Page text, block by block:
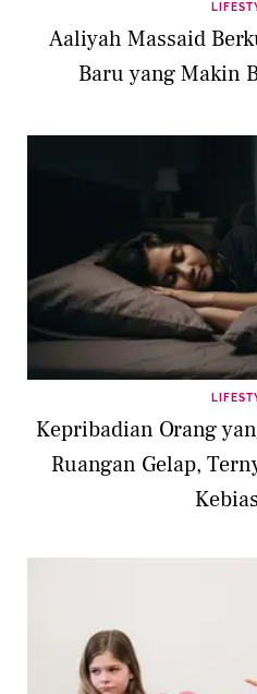
Aaliyah Massaid
Baru yang Makin
Kepribadian Orang
Ruangan Gelap,